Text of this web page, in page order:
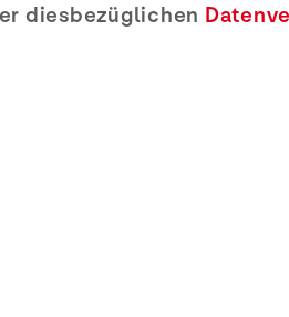
diesbezüglichen